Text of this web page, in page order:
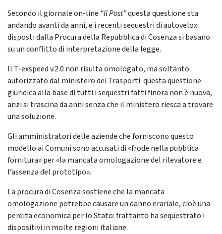
Secondo il giornale on-line “Il Post”questa questione sta
andando avanti da anni, e i recenti sequestri di autovelox
disposti dalla Procura della Repubblica di Cosenza si basano
su un conflitto di interpretazione della legge.
Il T-exspeed v.2.0 non risulta omologato, ma soltanto
autorizzato dal ministero dei Trasporti: questa questione
giuridica alla base di tutti i sequestri fatti finora non è nuova,
anzi si trascina da anni senza che il ministero riesca a trovare
una soluzione.
Gli amministratori delle aziende che forniscono questo
modello ai Comuni sono accusati di «frode nella pubblica
fornitura» per «la mancata omologazione del rilevatore e
l’assenza del prototipo».
La procura di Cosenza sostiene che la mancata
omologazione potrebbe causare un danno erariale, cioè una
perdita economica per lo Stato: frattanto ha sequestrato i
dispositivi in molte regioni italiane.